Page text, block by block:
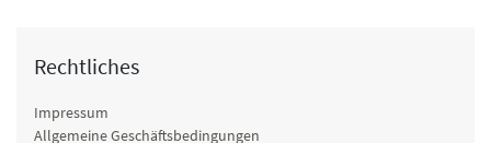
Rechtliches
Impressum
Allgemeine Geschäftsbedingungen